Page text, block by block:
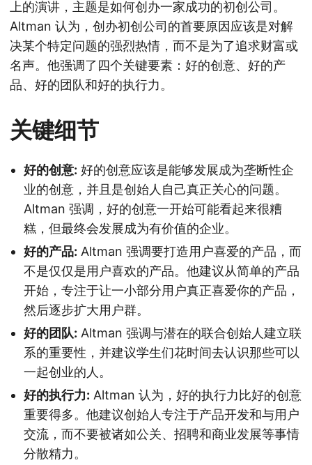
上的演讲，主题是如何创办一家成功的初创公司。
Altman 认为，创办初创公司的首要原因应该是对解
决某个特定问题的强烈热情，而不是为了追求财富或
名声。他强调了四个关键要素：好的创意、好的产
品、好的团队和好的执行力。
关键细节
好的创意: 好的创意应该是能够发展成为垄断性企
业的创意，并且是创始人自己真正关心的问题。
Altman 强调，好的创意一开始可能看起来很糟
糕，但最终会发展成为有价值的企业。
好的产品: Altman 强调要打造用户喜爱的产品，而
不是仅仅是用户喜欢的产品。他建议从简单的产品
开始，专注于让一小部分用户真正喜爱你的产品，
然后逐步扩大用户群。
好的团队: Altman 强调与潜在的联合创始人建立联
系的重要性，并建议学生们花时间去认识那些可以
一起创业的人。
好的执行力: Altman 认为，好的执行力比好的创意
重要得多。他建议创始人专注于产品开发和与用户
交流，而不要被诸如公关、招聘和商业发展等事情
分散精力。